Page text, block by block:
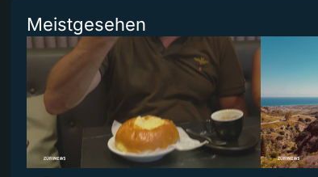
Meistgesehen